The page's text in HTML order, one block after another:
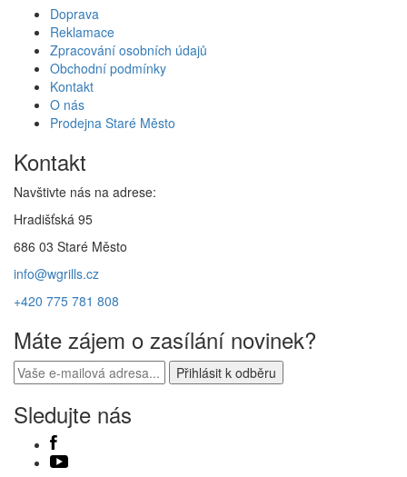
Doprava
Reklamace
Zpracování osobních údajů
Obchodní podmínky
Kontakt
O nás
Prodejna Staré Město
Kontakt
Navštivte nás na adrese:
Hradišťská 95
686 03 Staré Město
info@wgrills.cz
+420 775 781 808
Máte zájem o zasílání novinek?
Sledujte nás